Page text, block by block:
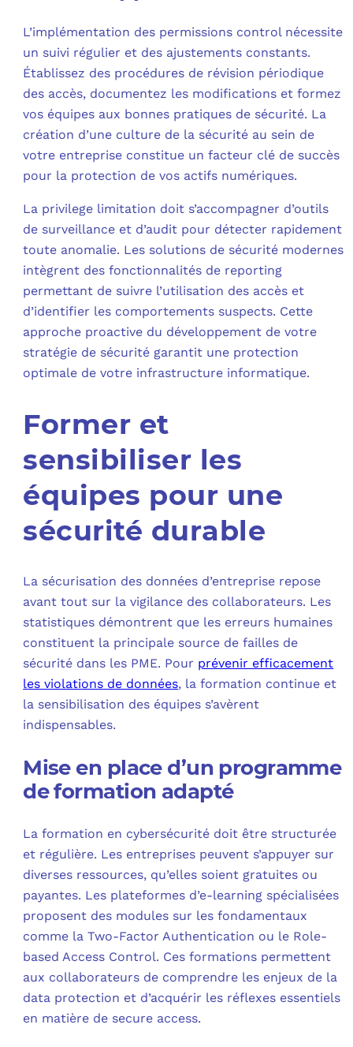
L’implémentation des permissions control nécessite
un suivi régulier et des ajustements constants.
Établissez des procédures de révision périodique
des accès, documentez les modifications et formez
vos équipes aux bonnes pratiques de sécurité. La
création d’une culture de la sécurité au sein de
votre entreprise constitue un facteur clé de succès
pour la protection de vos actifs numériques.
La privilege limitation doit s’accompagner d’outils
de surveillance et d’audit pour détecter rapidement
toute anomalie. Les solutions de sécurité modernes
intègrent des fonctionnalités de reporting
permettant de suivre l’utilisation des accès et
d’identifier les comportements suspects. Cette
approche proactive du développement de votre
stratégie de sécurité garantit une protection
optimale de votre infrastructure informatique.
Former et
sensibiliser les
équipes pour une
sécurité durable
La sécurisation des données d’entreprise repose
avant tout sur la vigilance des collaborateurs. Les
statistiques démontrent que les erreurs humaines
constituent la principale source de failles de
sécurité dans les PME. Pour prévenir efficacement
les violations de données, la formation continue et
la sensibilisation des équipes s’avèrent
indispensables.
Mise en place d’un programme
de formation adapté
La formation en cybersécurité doit être structurée
et régulière. Les entreprises peuvent s’appuyer sur
diverses ressources, qu’elles soient gratuites ou
payantes. Les plateformes d’e-learning spécialisées
proposent des modules sur les fondamentaux
comme la Two-Factor Authentication ou le Role-
based Access Control. Ces formations permettent
aux collaborateurs de comprendre les enjeux de la
data protection et d’acquérir les réflexes essentiels
en matière de secure access.